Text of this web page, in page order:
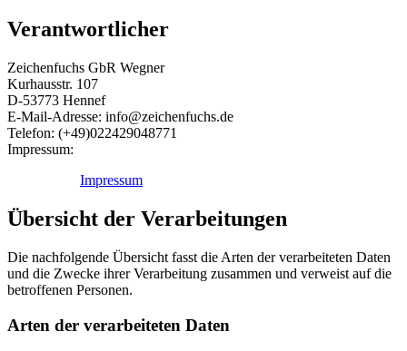
Verantwortlicher
Zeichenfuchs GbR Wegner
Kurhausstr. 107
D-53773 Hennef
E-Mail-Adresse: info@zeichenfuchs.de
Telefon: (+49)022429048771
Impressum:
Impressum
Übersicht der Verarbeitungen
Die nachfolgende Übersicht fasst die Arten der verarbeiteten Daten
und die Zwecke ihrer Verarbeitung zusammen und verweist auf die
betroffenen Personen.
Arten der verarbeiteten Daten